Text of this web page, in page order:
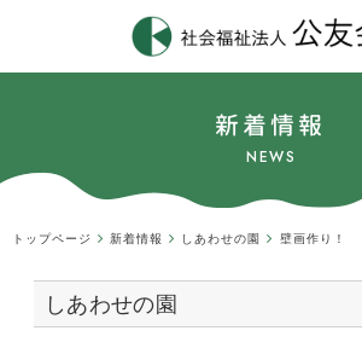
新着情報
NEWS
トップページ 新着情報 しあわせの園 壁画作り！
しあわせの園